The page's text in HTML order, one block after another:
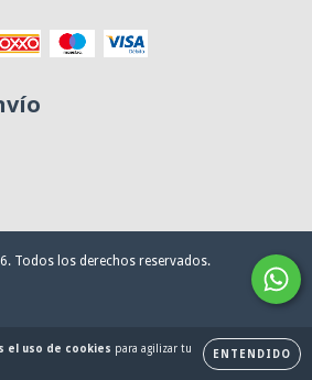
el uso de cookies para agilizar tu
ENTENDIDO
Todos los derechos reservados.